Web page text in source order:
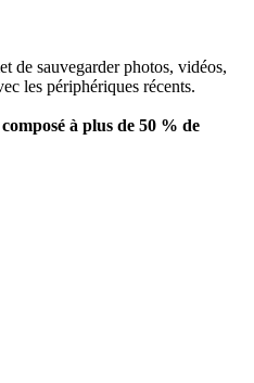
de sauvegarder photos, vidéos,
les périphériques récents.
à plus de 50 % de